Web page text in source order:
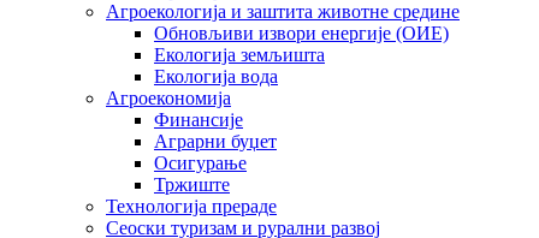
Агроекологија и заштита животне средине
Обновљиви извори енергије (ОИЕ)
Екологија земљишта
Екологија вода
Агроекономија
Финансије
Аграрни буџет
Осигурање
Тржиште
Технологија прераде
Сеоски туризам и рурални развој